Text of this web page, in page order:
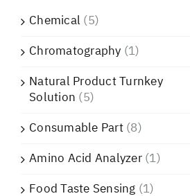
Chemical (5)
Chromatography (1)
Natural Product Turnkey
Solution (5)
Consumable Part(8)
Amino Acid Analyzer(1)
Food Taste Sensing (1)